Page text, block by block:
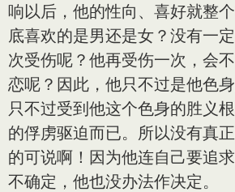
响以后，他的性向、喜好就整
底喜欢的是男还是女？没有一
次受伤呢？他再受伤一次，会
恋呢？因此，他只不过是他色
只不过受到他这个色身的胜义根
的俘虏驱迫而已。所以没有真
的可说啊！因为他连自己要追
不确定，他也没办法作决定。